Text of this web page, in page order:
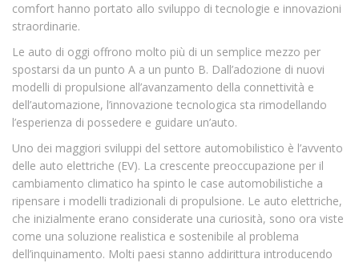
comfort hanno portato allo sviluppo di tecnologie e innovazioni
straordinarie.
Le auto di oggi offrono molto più di un semplice mezzo per
spostarsi da un punto A a un punto B. Dall’adozione di nuovi
modelli di propulsione all’avanzamento della connettività e
dell’automazione, l’innovazione tecnologica sta rimodellando
l’esperienza di possedere e guidare un’auto.
Uno dei maggiori sviluppi del settore automobilistico è l’avvento
delle auto elettriche (EV). La crescente preoccupazione per il
cambiamento climatico ha spinto le case automobilistiche a
ripensare i modelli tradizionali di propulsione. Le auto elettriche,
che inizialmente erano considerate una curiosità, sono ora viste
come una soluzione realistica e sostenibile al problema
dell’inquinamento. Molti paesi stanno addirittura introducendo